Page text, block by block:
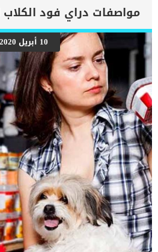
الوقت تساعد في رفع مستوى ذكاء
تستمتع بها القطط أكثر من غيرها؟
معكم اليوم على أفضل 4
ومدربي الحيوانات الأليفة. القطط لا
إذا قارنا بقدرتها على النظر ومراقبة
قطتك تحب المراقبة من الأماكن
تستطيع اكتشاف الحركات الدقيقة
تستطيع
تستطيع أيضًا
10 أبريل 2020